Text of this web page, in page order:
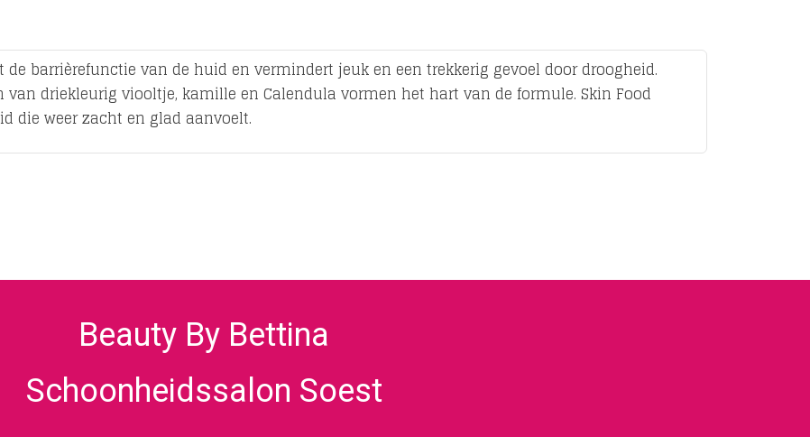
barrièrefunctie van de huid en vermindert jeuk en een trekkerig gevoel door droogheid.
driekleurig viooltje, kamille en Calendula vormen het hart van de formule. Skin Food
die weer zacht en glad aanvoelt.
Beauty By Bettina
Schoonheidssalon Soest